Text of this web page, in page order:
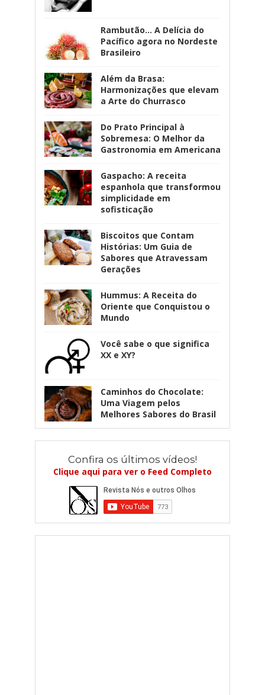
Rambutão... A Delícia do
Pacífico agora no Nordeste
Brasileiro
Além da Brasa:
Harmonizações que elevam
a Arte do Churrasco
Do Prato Principal à
Sobremesa: O Melhor da
Gastronomia em Americana
Gaspacho: A receita
espanhola que transformou
simplicidade em
sofisticação
Biscoitos que Contam
Histórias: Um Guia de
Sabores que Atravessam
Gerações
Hummus: A Receita do
Oriente que Conquistou o
Mundo
Você sabe o que significa
XX e XY?
Caminhos do Chocolate:
Uma Viagem pelos
Melhores Sabores do Brasil
Confira os últimos vídeos!
Clique aqui para ver o Feed Completo